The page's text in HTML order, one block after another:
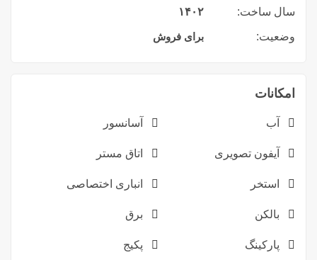
سال ساخت: ۱۴۰۲
وضعیت: برای فروش
امکانات
آب آسانسور
آیفون تصویری اتاق مستر
استخر انباری اختصاصی
بالکن برق
پارکینگ پکیج